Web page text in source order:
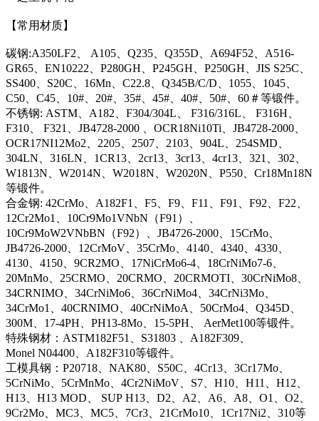
【常用材质】
碳钢:A350LF2、 A105、Q235、Q355D、A694F52、A516-
GR65、EN10222、P280GH、P245GH、P250GH、JIS S25C、
SS400、S20C、16Mn、C22.8、Q345B/C/D、1055、1045、
C50、C45、10#、20#、35#、45#、40#、50#、60＃等锻件。
不锈钢: ASTM、A182、F304/304L、 F316/316L、 F316H、
F310、 F321、JB4728-2000 、OCR18Ni10Ti、JB4728-2000、
OCR17NI12Mo2、2205、2507、2103、904L、254SMD、
304LN、316LN、1CR13、2cr13、3cr13、4cr13、321、302、
W1813N、W2014N、W2018N、W2020N、P550、Cr18Mn18N
等锻件。
合金钢: 42CrMo、A182F1、F5、F9、F11、F91、F92、F22、
12Cr2Mo1、10Cr9Mo1VNbN（F91）、
10Cr9MoW2VNbBN（F92）、JB4726-2000、15CrMo、
JB4726-2000、12CrMoV、35CrMo、4140、4340、4330、
4130、4150、9CR2MO、17NiCrMo6-4、18CrNiMo7-6、
20MnMo、25CRMO、20CRMO、20CRMOTI、30CrNiMo8、
34CRNIMO、34CrNiMo6、36CrNiMo4、34CrNi3Mo、
34CrMo1、40CRNIMO、40CrNiMoA、50CrMo4、Q345D、
300M、17-4PH、PH13-8Mo、15-5PH、 AerMet100等锻件。
特殊钢材：ASTM182F51、S31803 、A182F309、
Monel N04400、A182F310等锻件。
工模具钢：P20718、NAK80、S50C、4Cr13、3Cr17Mo、
5CrNiMo、5CrMnMo、4Cr2NiMoV、S7、H10、H11、H12、
H13、H13 MOD、 SUP H13、D2、A2、A6、A8、O1、O2、
9Cr2Mo、MC3、MC5、7Cr3、21CrMo10、1Cr17Ni2、310等